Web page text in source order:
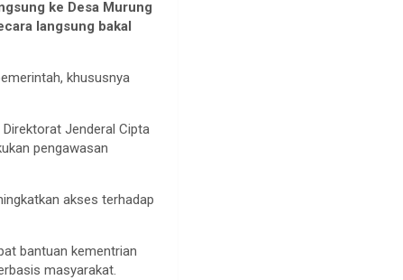
ke Desa Murung
langsung bakal
khususnya
Direktorat Jenderal Cipta
pengawasan
akses terhadap
bantuan kementrian
masyarakat.